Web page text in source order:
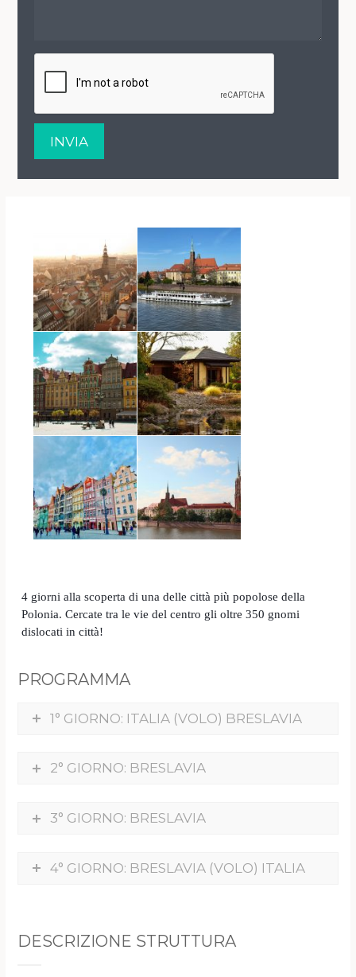
4 giorni alla scoperta di una delle città più popolose della
Polonia. Cercate tra le vie del centro gli oltre 350 gnomi
dislocati in città!
PROGRAMMA
1° GIORNO: ITALIA (VOLO) BRESLAVIA
2° GIORNO: BRESLAVIA
3° GIORNO: BRESLAVIA
4° GIORNO: BRESLAVIA (VOLO) ITALIA
DESCRIZIONE STRUTTURA